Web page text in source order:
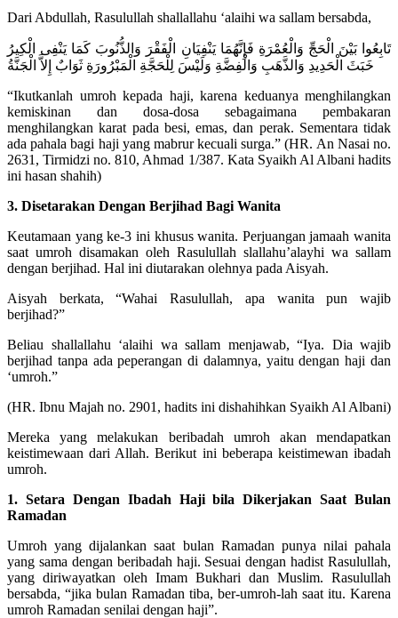
Dari Abdullah, Rasulullah shallallahu ‘alaihi wa sallam bersabda,
تَابِعُوا بَيْنَ الْحَجِّ وَالْعُمْرَةِ فَإِنَّهُمَا يَنْفِيَانِ الْفَقْرَ وَالذُّنُوبَ كَمَا يَنْفِى الْكِيرُ
خَبَثَ الْحَدِيدِ وَالذَّهَبِ وَالْفِضَّةِ وَلَيْسَ لِلْحَجَّةِ الْمَبْرُورَةِ ثَوَابٌ إِلاَّ الْجَنَّةُ
“Ikutkanlah umroh kepada haji, karena keduanya menghilangkan
kemiskinan dan dosa-dosa sebagaimana pembakaran
menghilangkan karat pada besi, emas, dan perak. Sementara tidak
ada pahala bagi haji yang mabrur kecuali surga.” (HR. An Nasai no.
2631, Tirmidzi no. 810, Ahmad 1/387. Kata Syaikh Al Albani hadits
ini hasan shahih)
3. Disetarakan Dengan Berjihad Bagi Wanita
Keutamaan yang ke-3 ini khusus wanita. Perjuangan jamaah wanita
saat umroh disamakan oleh Rasulullah slallahu’alayhi wa sallam
dengan berjihad. Hal ini diutarakan olehnya pada Aisyah.
Aisyah berkata, “Wahai Rasulullah, apa wanita pun wajib
berjihad?”
Beliau shallallahu ‘alaihi wa sallam menjawab, “Iya. Dia wajib
berjihad tanpa ada peperangan di dalamnya, yaitu dengan haji dan
‘umroh.”
(HR. Ibnu Majah no. 2901, hadits ini dishahihkan Syaikh Al Albani)
Mereka yang melakukan beribadah umroh akan mendapatkan
keistimewaan dari Allah. Berikut ini beberapa keistimewan ibadah
umroh.
1. Setara Dengan Ibadah Haji bila Dikerjakan Saat Bulan
Ramadan
Umroh yang dijalankan saat bulan Ramadan punya nilai pahala
yang sama dengan beribadah haji. Sesuai dengan hadist Rasulullah,
yang diriwayatkan oleh Imam Bukhari dan Muslim. Rasulullah
bersabda, “jika bulan Ramadan tiba, ber-umroh-lah saat itu. Karena
umroh Ramadan senilai dengan haji”.